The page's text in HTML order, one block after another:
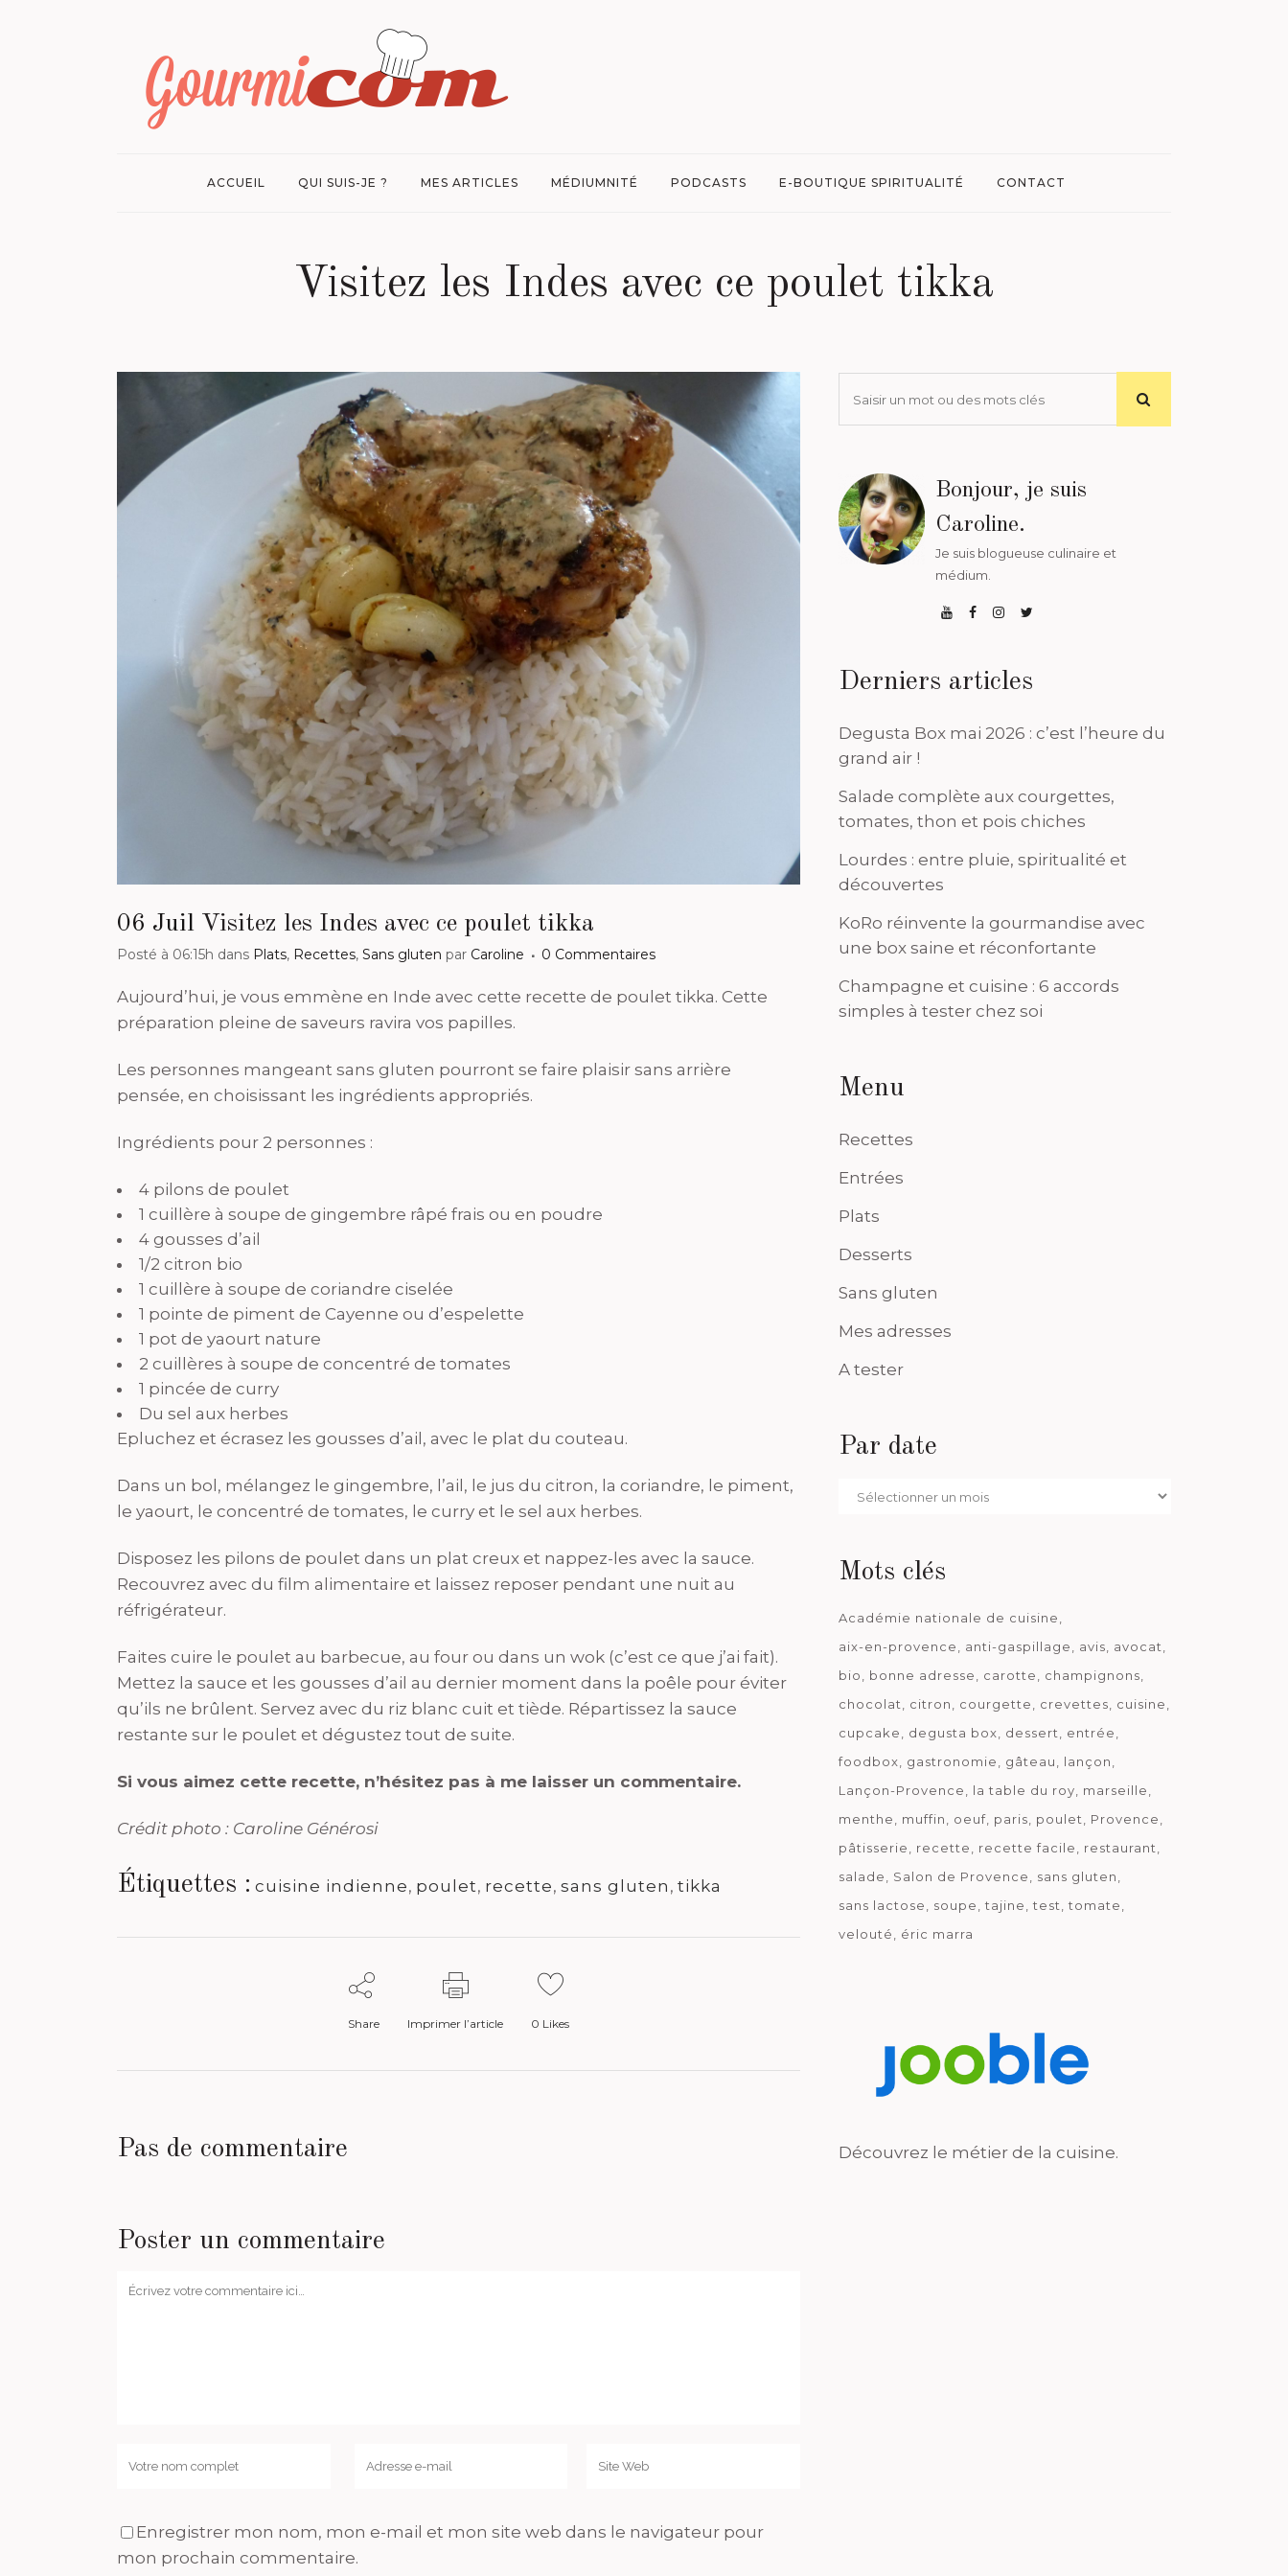
ACCUEIL QUI SUIS-JE ? MES ARTICLES MÉDIUMNITÉ PODCASTS E-BOUTIQUE SPIRITUALITÉ CONTACT
Visitez les Indes avec ce poulet tikka
06 Juil Visitez les Indes avec ce poulet tikka
Posté à 06:15h dans Plats, Recettes, Sans gluten par Caroline 0 Commentaires
Aujourd’hui, je vous emmène en Inde avec cette recette de poulet tikka. Cette
préparation pleine de saveurs ravira vos papilles.
Les personnes mangeant sans gluten pourront se faire plaisir sans arrière
pensée, en choisissant les ingrédients appropriés.
Ingrédients pour 2 personnes :
4 pilons de poulet
1 cuillère à soupe de gingembre râpé frais ou en poudre
4 gousses d’ail
1/2 citron bio
1 cuillère à soupe de coriandre ciselée
1 pointe de piment de Cayenne ou d’espelette
1 pot de yaourt nature
2 cuillères à soupe de concentré de tomates
1 pincée de curry
Du sel aux herbes
Epluchez et écrasez les gousses d’ail, avec le plat du couteau.
Dans un bol, mélangez le gingembre, l’ail, le jus du citron, la coriandre, le piment,
le yaourt, le concentré de tomates, le curry et le sel aux herbes.
Disposez les pilons de poulet dans un plat creux et nappez-les avec la sauce.
Recouvrez avec du film alimentaire et laissez reposer pendant une nuit au
réfrigérateur.
Faites cuire le poulet au barbecue, au four ou dans un wok (c’est ce que j’ai fait).
Mettez la sauce et les gousses d’ail au dernier moment dans la poêle pour éviter
qu’ils ne brûlent. Servez avec du riz blanc cuit et tiède. Répartissez la sauce
restante sur le poulet et dégustez tout de suite.
Si vous aimez cette recette, n’hésitez pas à me laisser un commentaire.
Crédit photo : Caroline Générosi
Étiquettes : cuisine indienne, poulet, recette, sans gluten , tikka
Share Imprimer l’article 0 Likes
Pas de commentaire
Poster un commentaire
Enregistrer mon nom, mon e-mail et mon site web dans le navigateur pour
mon prochain commentaire.
Bonjour, je suis
Caroline.
Je suis blogueuse culinaire et
médium.
Derniers articles
Degusta Box mai 2026 : c’est l’heure du
grand air !
Salade complète aux courgettes,
tomates, thon et pois chiches
Lourdes : entre pluie, spiritualité et
découvertes
KoRo réinvente la gourmandise avec
une box saine et réconfortante
Champagne et cuisine : 6 accords
simples à tester chez soi
Menu
Recettes
Entrées
Plats
Desserts
Sans gluten
Mes adresses
A tester
Par date
Par
Mots clés
Académie nationale de cuisine
aix-en-provence
anti-gaspillage avis
avocat
bio
bonne adresse carotte
champignons
chocolat
citron courgette crevettes
cuisine
cupcake
degusta box dessert
entrée
foodbox
gastronomie gâteau
lançon
Lançon-Provence
la table du roy
marseille
menthe
muffin oeuf paris poulet
Provence
pâtisserie
recette recette facile
restaurant
salade
Salon de Provence
sans gluten
sans lactose
soupe tajine test
tomate
velouté
éric marra
Découvrez le métier de la cuisine.